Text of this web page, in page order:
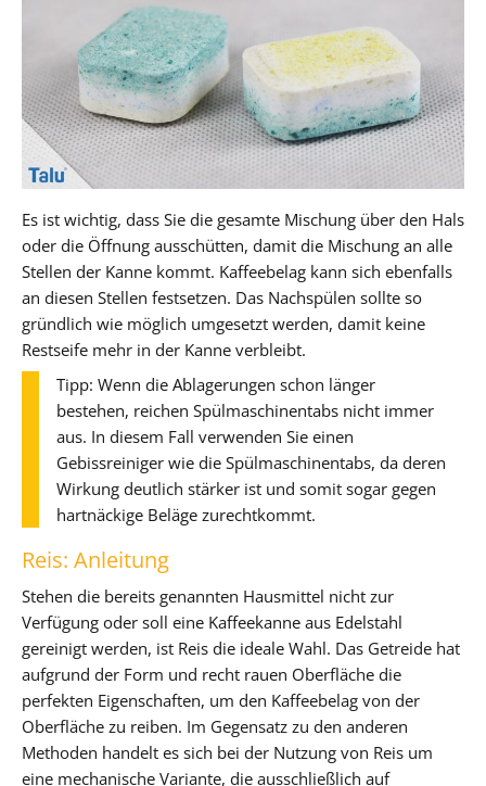
Es ist wichtig, dass Sie die gesamte Mischung über den Hals
oder die Öffnung ausschütten, damit die Mischung an alle
Stellen der Kanne kommt. Kaffeebelag kann sich ebenfalls
an diesen Stellen festsetzen. Das Nachspülen sollte so
gründlich wie möglich umgesetzt werden, damit keine
Restseife mehr in der Kanne verbleibt.
Tipp: Wenn die Ablagerungen schon länger
bestehen, reichen Spülmaschinentabs nicht immer
aus. In diesem Fall verwenden Sie einen
Gebissreiniger wie die Spülmaschinentabs, da deren
Wirkung deutlich stärker ist und somit sogar gegen
hartnäckige Beläge zurechtkommt.
Reis: Anleitung
Stehen die bereits genannten Hausmittel nicht zur
Verfügung oder soll eine Kaffeekanne aus Edelstahl
gereinigt werden, ist Reis die ideale Wahl. Das Getreide hat
aufgrund der Form und recht rauen Oberfläche die
perfekten Eigenschaften, um den Kaffeebelag von der
Oberfläche zu reiben. Im Gegensatz zu den anderen
Methoden handelt es sich bei der Nutzung von Reis um
eine mechanische Variante, die ausschließlich auf